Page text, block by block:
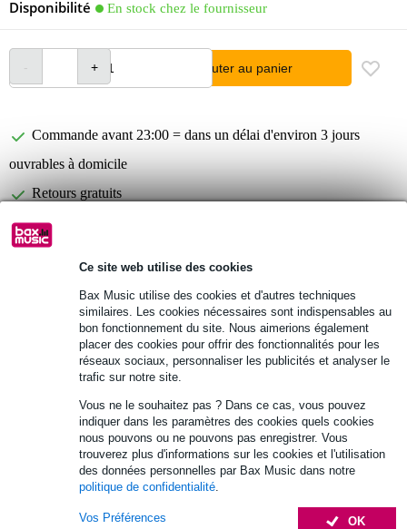
Ce site web utilise des cookies
Bax Music utilise des cookies et d'autres techniques
similaires. Les cookies nécessaires sont indispensables au
bon fonctionnement du site. Nous aimerions également
placer des cookies pour offrir des fonctionnalités pour les
réseaux sociaux, personnaliser les publicités et analyser le
trafic sur notre site.
Vous ne le souhaitez pas ? Dans ce cas, vous pouvez
indiquer dans les paramètres des cookies quels cookies
nous pouvons ou ne pouvons pas enregistrer. Vous
trouverez plus d'informations sur les cookies et l'utilisation
des données personnelles par Bax Music dans notre
politique de confidentialité.
OK
Vos Préférences
Disponibilité En stock chez le fournisseur
Ajouter au panier
Commande avant 23:00 = dans un délai d'environ 3 jours
ouvrables à domicile
Retours gratuits
30 jours satisfait ou remboursé
Informations
Modèle : LD Systems 5431 M10
normalisation : DIN 580
diamètre intérieur de l'anneau : 25 mm
Accessoires (1)